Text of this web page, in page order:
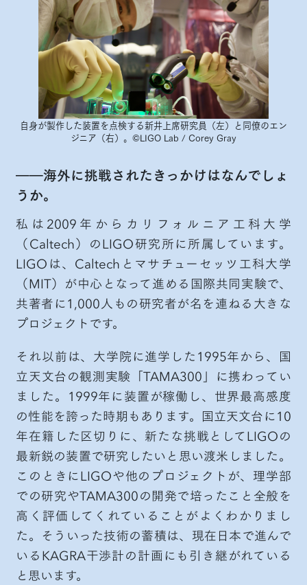
自身が製作した装置を点検する新井上席研究員（左）と同僚のエン
ジニア（右）。©LIGO Lab / Corey Gray
――海外に挑戦されたきっかけはなんでしょ
うか。
私は2009年からカリフォルニア工科大学
（Caltech）のLIGO研究所に所属しています。
LIGOは、Caltechとマサチューセッツ工科大学
（MIT）が中心となって進める国際共同実験で、
共著者に1,000人もの研究者が名を連ねる大きな
プロジェクトです。
それ以前は、大学院に進学した1995年から、国
立天文台の観測実験「TAMA300」に携わってい
ました。1999年に装置が稼働し、世界最高感度
の性能を誇った時期もあります。国立天文台に10
年在籍した区切りに、新たな挑戦としてLIGOの
最新鋭の装置で研究したいと思い渡米しました。
このときにLIGOや他のプロジェクトが、理学部
での研究やTAMA300の開発で培ったこと全般を
高く評価してくれていることがよくわかりまし
た。そういった技術の蓄積は、現在日本で進んで
いるKAGRA干渉計の計画にも引き継がれている
と思います。